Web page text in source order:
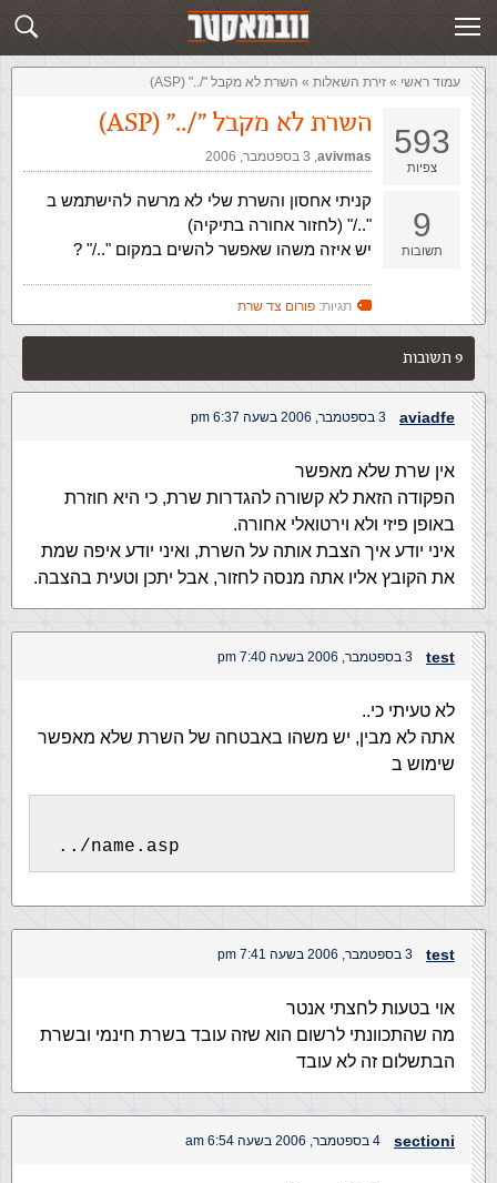
שלח תשובה זירת השאלות
עמוד ראשי » ‏זירת השאלות‏ » השרת לא מקבל "/.." (ASP)
593
צפיות
9
תשובות
השרת לא מקבל "/.." (ASP)
avivmas
,‏ 3 בספטמבר, 2006
קניתי אחסון והשרת שלי לא מרשה להישתמש ב
"../" (לחזור אחורה בתיקיה)
יש איזה משהו שאפשר להשים במקום "../" ?
תגיות: פורום צד שרת
9 תשובות
aviadfe 3 בספטמבר, 2006 בשעה 6:37 pm
אין שרת שלא מאפשר
הפקודה הזאת לא קשורה להגדרות שרת, כי היא חוזרת
באופן פיזי ולא וירטואלי אחורה.
איני יודע איך הצבת אותה על השרת, ואיני יודע איפה שמת
את הקובץ אליו אתה מנסה לחזור, אבל יתכן וטעית בהצבה.
test 3 בספטמבר, 2006 בשעה 7:40 pm
לא טעיתי כי..
אתה לא מבין, יש משהו באבטחה של השרת שלא מאפשר
שימוש ב
../name.asp
test 3 בספטמבר, 2006 בשעה 7:41 pm
אוי בטעות לחצתי אנטר
מה שהתכוונתי לרשום הוא שזה עובד בשרת חינמי ובשרת
הבתשלום זה לא עובד
sectioni 4 בספטמבר, 2006 בשעה 6:54 am